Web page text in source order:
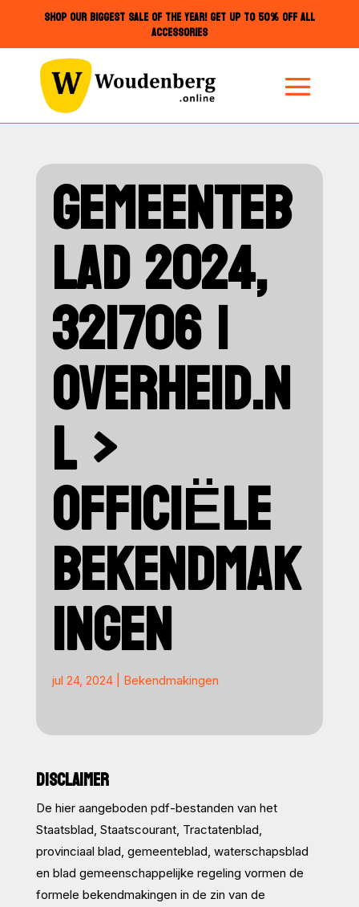
SHOP OUR BIGGEST SALE OF THE YEAR! GET UP TO 50% OFF ALL
ACCESSORIES
GEMEENTEB
LAD 2024,
321706 |
OVERHEID.N
L >
OFFICIËLE
BEKENDMAK
INGEN
jul 24, 2024| Bekendmakingen
DISCLAIMER
De hier aangeboden pdf-bestanden van het
Staatsblad, Staatscourant, Tractatenblad,
provinciaal blad, gemeenteblad, waterschapsblad
en blad gemeenschappelijke regeling vormen de
formele bekendmakingen in de zin van de